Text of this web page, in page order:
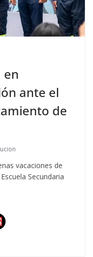
en
ante el
de
vacaciones de
Secundaria